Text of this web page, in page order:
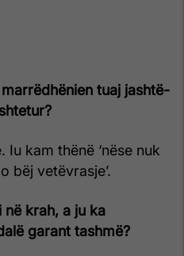
tuaj jashtë-
Iu kam thënë ‘nëse nuk
bëj vetëvrasje’.
në krah, a ju ka
garant tashmë?